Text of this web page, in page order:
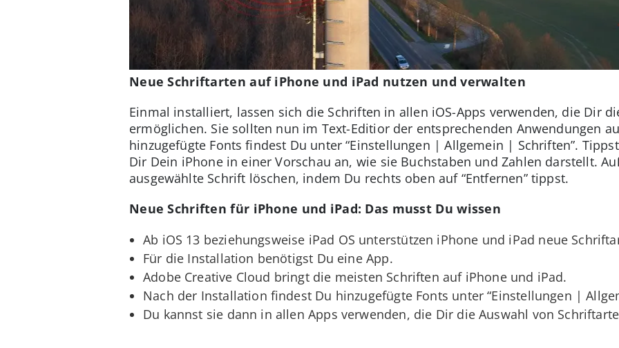
Neue Schriftarten auf iPhone und iPad nutzen und verwalten
Einmal installiert, lassen sich die Schriften in allen iOS-Apps verwenden, die Dir
ermöglichen. Sie sollten nun im Text-Editior der entsprechenden Anwendungen
hinzugefügte Fonts findest Du unter “Einstellungen | Allgemein | Schriften”.
Dir Dein iPhone in einer Vorschau an, wie sie Buchstaben und Zahlen darstellt.
ausgewählte Schrift löschen, indem Du rechts oben auf “Entfernen” tippst.
Neue Schriften für iPhone und iPad: Das musst Du wissen
Ab iOS 13 beziehungsweise iPad OS unterstützen iPhone und iPad neue
Für die Installation benötigst Du eine App.
Adobe Creative Cloud bringt die meisten Schriften auf iPhone und iPad.
Nach der Installation findest Du hinzugefügte Fonts unter “Einstellungen |
Du kannst sie dann in allen Apps verwenden, die Dir die Auswahl von